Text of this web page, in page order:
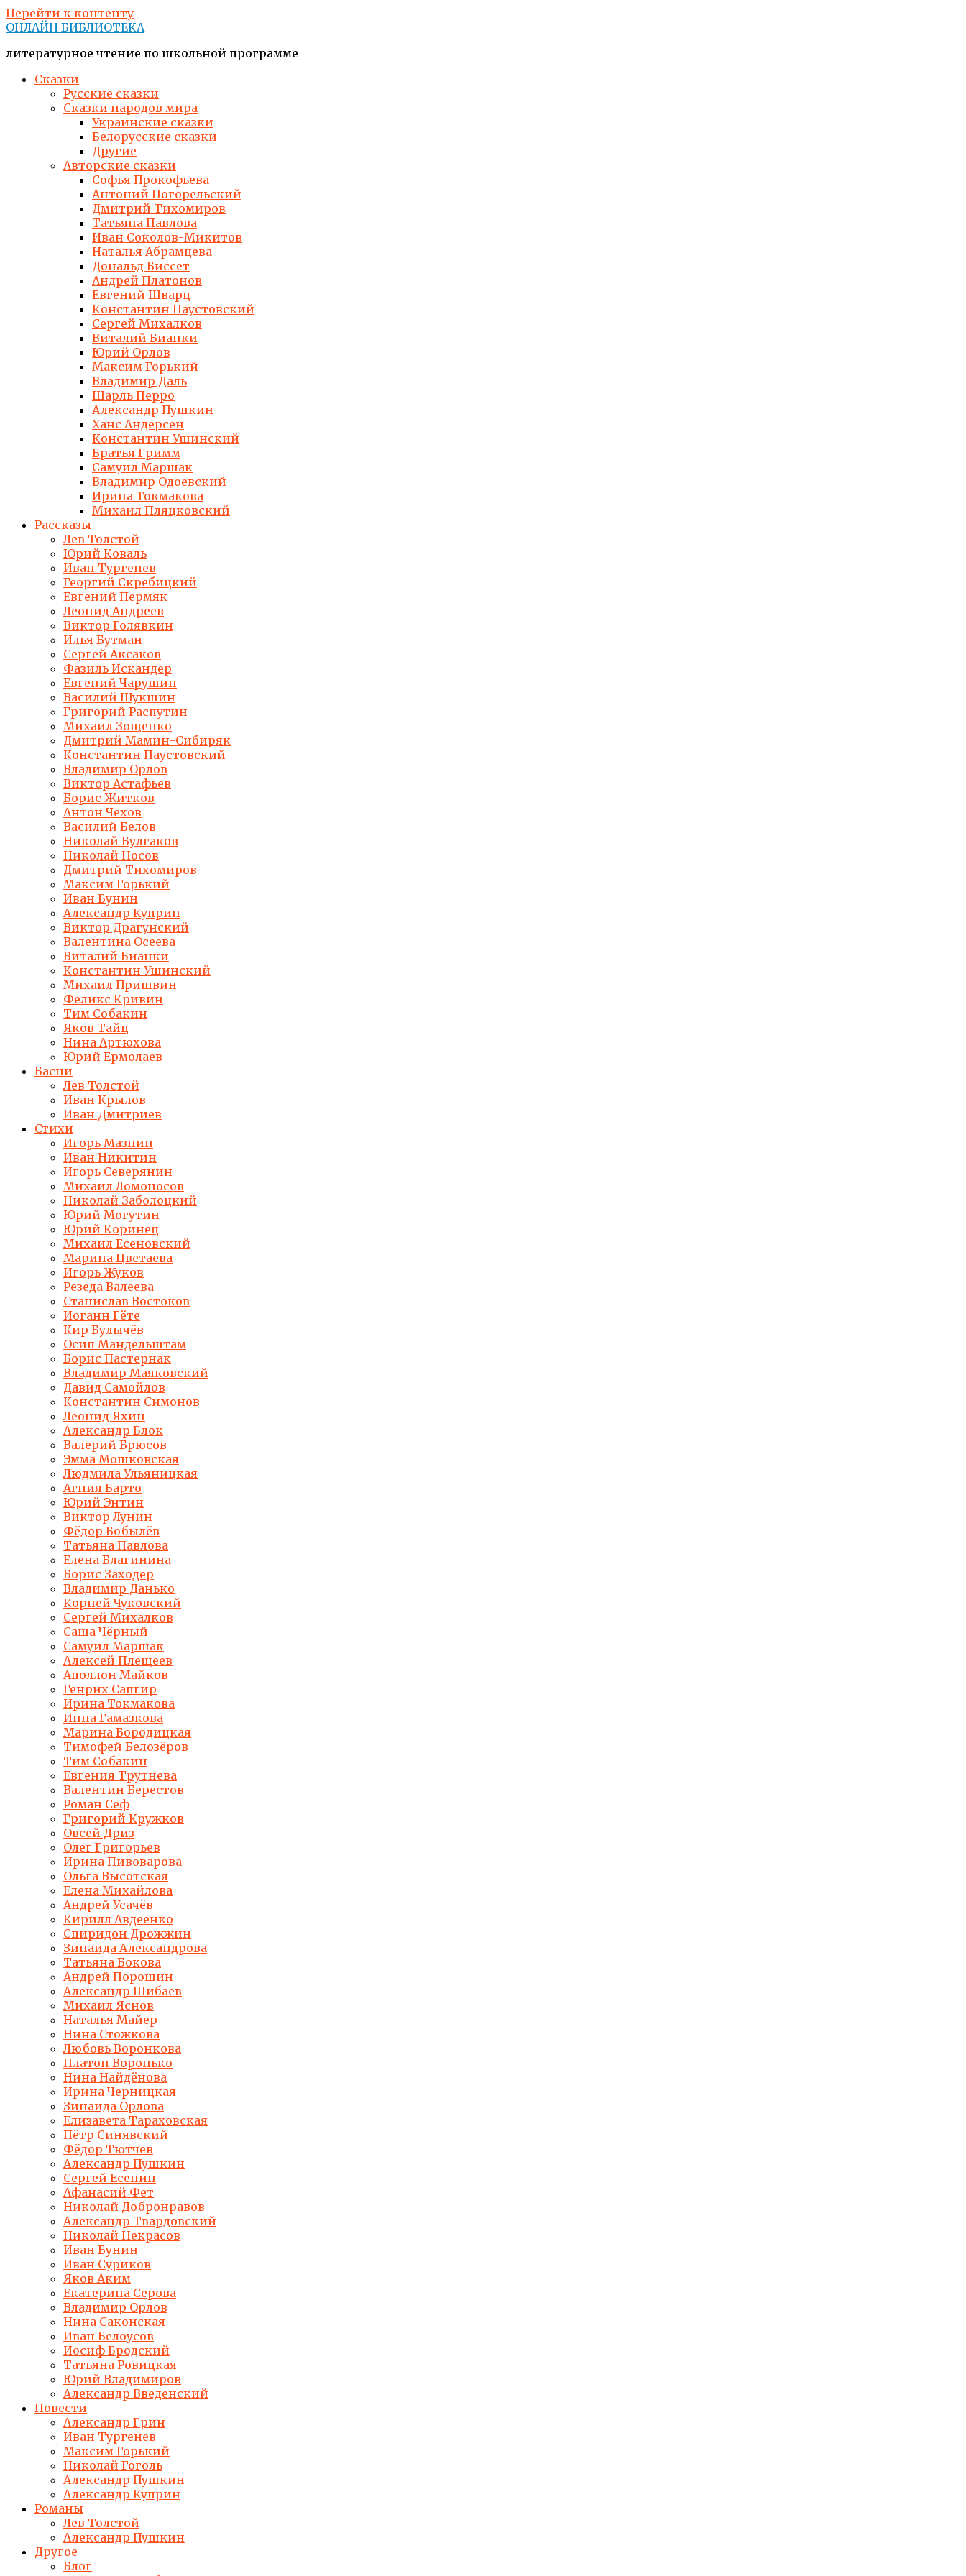
Перейти к контенту
ОНЛАЙН БИБЛИОТЕКА
литературное чтение по школьной программе
Сказки
Русские сказки
Сказки народов мира
Украинские сказки
Белорусские сказки
Другие
Авторские сказки
Софья Прокофьева
Антоний Погорельский
Дмитрий Тихомиров
Татьяна Павлова
Иван Соколов-Микитов
Наталья Абрамцева
Дональд Биссет
Андрей Платонов
Евгений Шварц
Константин Паустовский
Сергей Михалков
Виталий Бианки
Юрий Орлов
Максим Горький
Владимир Даль
Шарль Перро
Александр Пушкин
Ханс Андерсен
Константин Ушинский
Братья Гримм
Самуил Маршак
Владимир Одоевский
Ирина Токмакова
Михаил Пляцковский
Рассказы
Лев Толстой
Юрий Коваль
Иван Тургенев
Георгий Скребицкий
Евгений Пермяк
Леонид Андреев
Виктор Голявкин
Илья Бутман
Сергей Аксаков
Фазиль Искандер
Евгений Чарушин
Василий Шукшин
Григорий Распутин
Михаил Зощенко
Дмитрий Мамин-Сибиряк
Константин Паустовский
Владимир Орлов
Виктор Астафьев
Борис Житков
Антон Чехов
Василий Белов
Николай Булгаков
Николай Носов
Дмитрий Тихомиров
Максим Горький
Иван Бунин
Александр Куприн
Виктор Драгунский
Валентина Осеева
Виталий Бианки
Константин Ушинский
Михаил Пришвин
Феликс Кривин
Тим Собакин
Яков Тайц
Нина Артюхова
Юрий Ермолаев
Басни
Лев Толстой
Иван Крылов
Иван Дмитриев
Стихи
Игорь Мазнин
Иван Никитин
Игорь Северянин
Михаил Ломоносов
Николай Заболоцкий
Юрий Могутин
Юрий Коринец
Михаил Есеновский
Марина Цветаева
Игорь Жуков
Резеда Валеева
Станислав Востоков
Иоганн Гёте
Кир Булычёв
Осип Мандельштам
Борис Пастернак
Владимир Маяковский
Давид Самойлов
Константин Симонов
Леонид Яхин
Александр Блок
Валерий Брюсов
Эмма Мошковская
Людмила Ульяницкая
Агния Барто
Юрий Энтин
Виктор Лунин
Фёдор Бобылёв
Татьяна Павлова
Елена Благинина
Борис Заходер
Владимир Данько
Корней Чуковский
Сергей Михалков
Саша Чёрный
Самуил Маршак
Алексей Плещеев
Аполлон Майков
Генрих Сапгир
Ирина Токмакова
Инна Гамазкова
Марина Бородицкая
Тимофей Белозёров
Тим Собакин
Евгения Трутнева
Валентин Берестов
Роман Сеф
Григорий Кружков
Овсей Дриз
Олег Григорьев
Ирина Пивоварова
Ольга Высотская
Елена Михайлова
Андрей Усачёв
Кирилл Авдеенко
Спиридон Дрожжин
Зинаида Александрова
Татьяна Бокова
Андрей Порошин
Александр Шибаев
Михаил Яснов
Наталья Майер
Нина Стожкова
Любовь Воронкова
Платон Воронько
Нина Найдёнова
Ирина Черницкая
Зинаида Орлова
Елизавета Тараховская
Пётр Синявский
Фёдор Тютчев
Александр Пушкин
Сергей Есенин
Афанасий Фет
Николай Добронравов
Александр Твардовский
Николай Некрасов
Иван Бунин
Иван Суриков
Яков Аким
Екатерина Серова
Владимир Орлов
Нина Саконская
Иван Белоусов
Иосиф Бродский
Татьяна Ровицкая
Юрий Владимиров
Александр Введенский
Повести
Александр Грин
Иван Тургенев
Максим Горький
Николай Гоголь
Александр Пушкин
Александр Куприн
Романы
Лев Толстой
Александр Пушкин
Другое
Блог